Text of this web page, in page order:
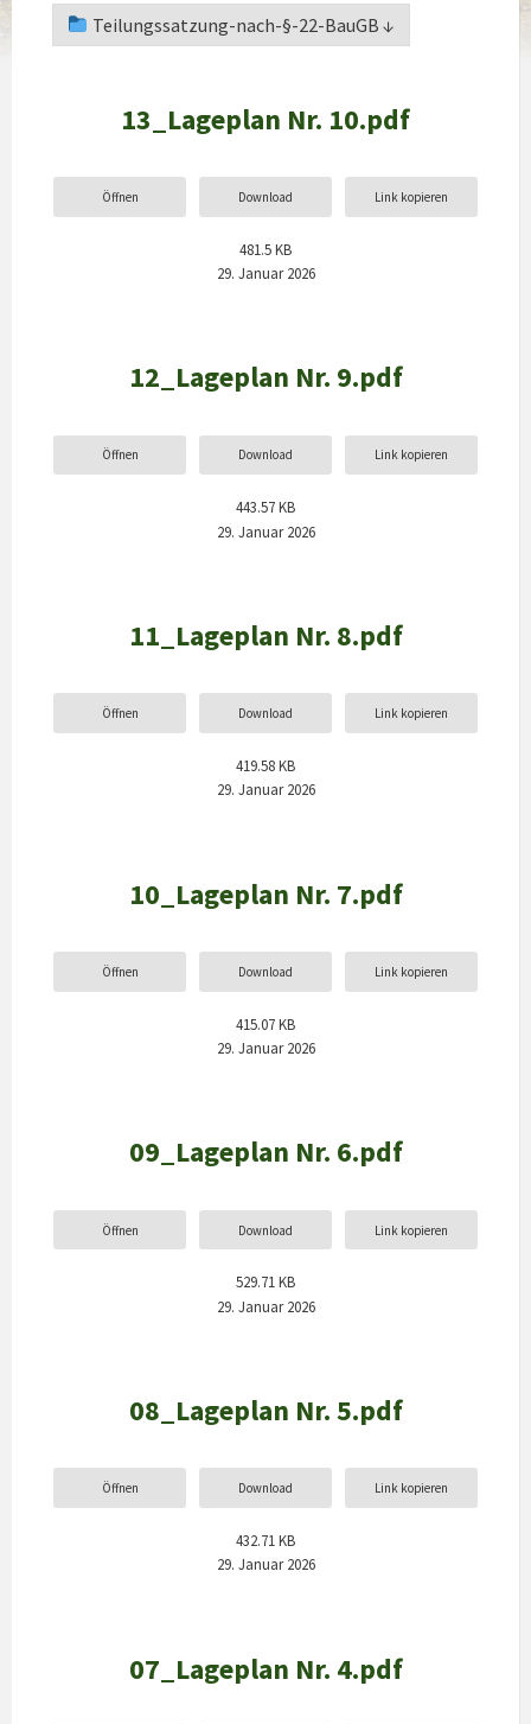
Teilungssatzung-nach-§-22-BauGB ↓
13_Lageplan Nr. 10.pdf
Öffnen Download Link kopieren
481.5 KB
29. Januar 2026
12_Lageplan Nr. 9.pdf
Öffnen Download Link kopieren
443.57 KB
29. Januar 2026
11_Lageplan Nr. 8.pdf
Öffnen Download Link kopieren
419.58 KB
29. Januar 2026
10_Lageplan Nr. 7.pdf
Öffnen Download Link kopieren
415.07 KB
29. Januar 2026
09_Lageplan Nr. 6.pdf
Öffnen Download Link kopieren
529.71 KB
29. Januar 2026
08_Lageplan Nr. 5.pdf
Öffnen Download Link kopieren
432.71 KB
29. Januar 2026
07_Lageplan Nr. 4.pdf